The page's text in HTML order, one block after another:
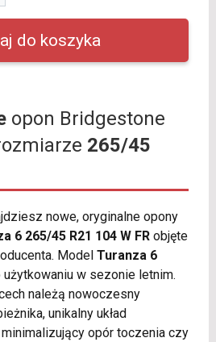
opon Bridgestone
265/45
nowe, oryginalne opony
6 265/45 R21 104 W FRobjęte
Model Turanza 6
w sezonie letnim.
należą nowoczesny
unikalny układ
opór toczenia czy